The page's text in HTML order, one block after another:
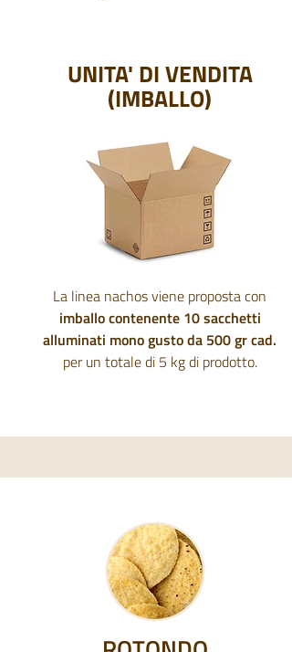
UNITA' DI VENDITA
(IMBALLO)
La linea nachos viene proposta con
imballo contenente 10 sacchetti
alluminati mono gusto da 500 gr cad.
per un totale di 5 kg di prodotto.